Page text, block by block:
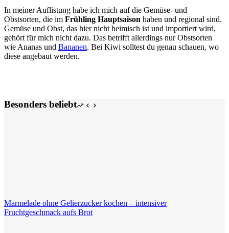
In meiner Auflistung habe ich mich auf die Gemüse- und
Obstsorten, die im Frühling Hauptsaison haben und regional sind.
Gemüse und Obst, das hier nicht heimisch ist und importiert wird,
gehört für mich nicht dazu. Das betrifft allerdings nur Obstsorten
wie Ananas und Bananen. Bei Kiwi solltest du genau schauen, wo
diese angebaut werden.
Besonders beliebt
Marmelade ohne Gelierzucker kochen – intensiver
Fruchtgeschmack aufs Brot